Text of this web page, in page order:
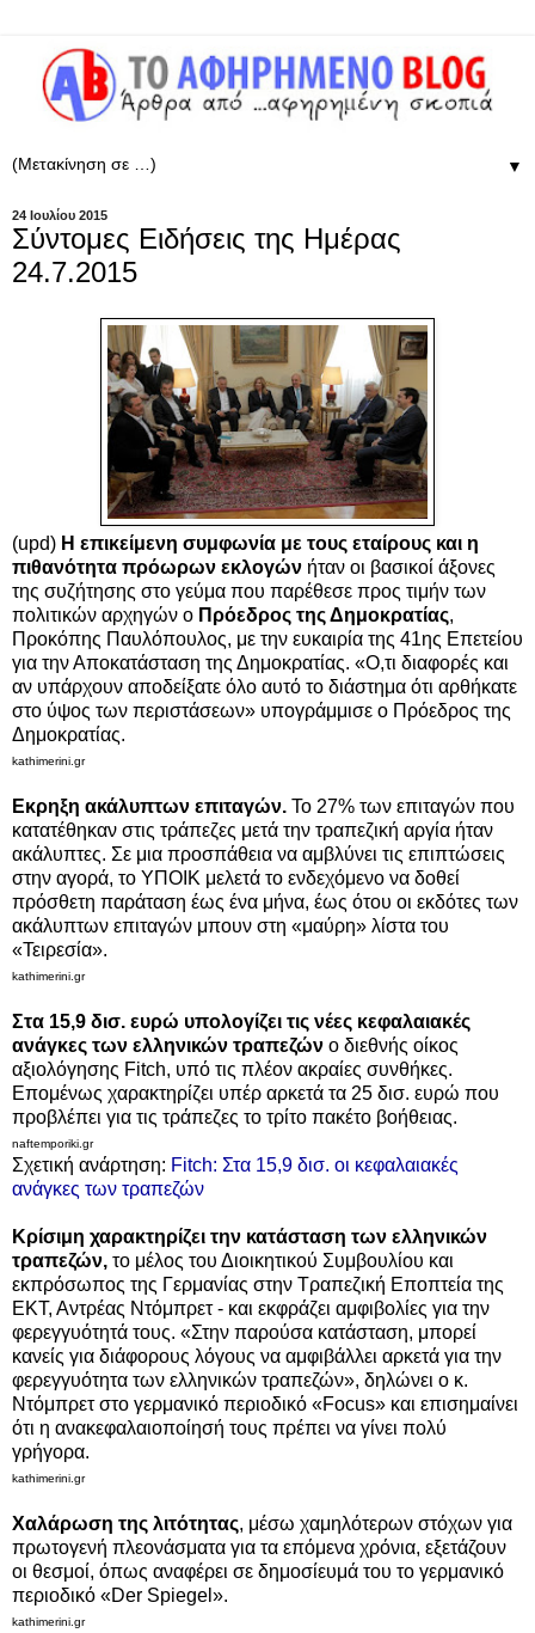
▼
24 Ιουλίου 2015
Σύντομες Ειδήσεις της Ημέρας
24.7.2015
(upd) Η επικείμενη συμφωνία με τους εταίρους και η
πιθανότητα πρόωρων εκλογών ήταν οι βασικοί άξονες
της συζήτησης στο γεύμα που παρέθεσε προς τιμήν των
πολιτικών αρχηγών ο Πρόεδρος της Δημοκρατίας,
Προκόπης Παυλόπουλος, με την ευκαιρία της 41ης Επετείου
για την Αποκατάσταση της Δημοκρατίας. «Ο,τι διαφορές και
αν υπάρχουν αποδείξατε όλο αυτό το διάστημα ότι αρθήκατε
στο ύψος των περιστάσεων» υπογράμμισε ο Πρόεδρος της
Δημοκρατίας.
kathimerini.gr
Εκρηξη ακάλυπτων επιταγών. Το 27% των επιταγών που
κατατέθηκαν στις τράπεζες μετά την τραπεζική αργία ήταν
ακάλυπτες. Σε μια προσπάθεια να αμβλύνει τις επιπτώσεις
στην αγορά, το ΥΠΟΙΚ μελετά το ενδεχόμενο να δοθεί
πρόσθετη παράταση έως ένα μήνα, έως ότου οι εκδότες των
ακάλυπτων επιταγών μπουν στη «μαύρη» λίστα του
«Τειρεσία».
kathimerini.gr
Στα 15,9 δισ. ευρώ υπολογίζει τις νέες κεφαλαιακές
ανάγκες των ελληνικών τραπεζών ο διεθνής οίκος
αξιολόγησης Fitch, υπό τις πλέον ακραίες συνθήκες.
Επομένως χαρακτηρίζει υπέρ αρκετά τα 25 δισ. ευρώ που
προβλέπει για τις τράπεζες το τρίτο πακέτο βοήθειας.
naftemporiki.gr
Σχετική ανάρτηση: Fitch: Στα 15,9 δισ. οι κεφαλαιακές
ανάγκες των τραπεζών
Κρίσιμη χαρακτηρίζει την κατάσταση των ελληνικών
τραπεζών, το μέλος του Διοικητικού Συμβουλίου και
εκπρόσωπος της Γερμανίας στην Τραπεζική Εποπτεία της
ΕΚΤ, Αντρέας Ντόμπρετ - και εκφράζει αμφιβολίες για την
φερεγγυότητά τους. «Στην παρούσα κατάσταση, μπορεί
κανείς για διάφορους λόγους να αμφιβάλλει αρκετά για την
φερεγγυότητα των ελληνικών τραπεζών», δηλώνει ο κ.
Ντόμπρετ στο γερμανικό περιοδικό «Focus» και επισημαίνει
ότι η ανακεφαλαιοποίησή τους πρέπει να γίνει πολύ
γρήγορα.
kathimerini.gr
Χαλάρωση της λιτότητας, μέσω χαμηλότερων στόχων για
πρωτογενή πλεονάσματα για τα επόμενα χρόνια, εξετάζουν
οι θεσμοί, όπως αναφέρει σε δημοσίευμά του το γερμανικό
περιοδικό «Der Spiegel».
kathimerini.gr